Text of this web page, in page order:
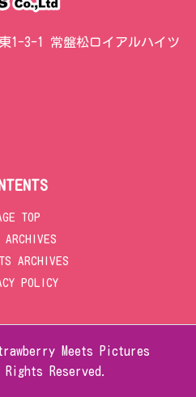
1-3-1 常盤松ロイアルハイツ
TOP
ARCHIVES
ARCHIVES
POLICY
Meets Pictures
Reserved.